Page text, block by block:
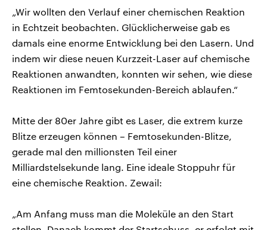
„Wir wollten den Verlauf einer chemischen Reaktion
in Echtzeit beobachten. Glücklicherweise gab es
damals eine enorme Entwicklung bei den Lasern. Und
indem wir diese neuen Kurzzeit-Laser auf chemische
Reaktionen anwandten, konnten wir sehen, wie diese
Reaktionen im Femtosekunden-Bereich ablaufen.“
Mitte der 80er Jahre gibt es Laser, die extrem kurze
Blitze erzeugen können – Femtosekunden-Blitze,
gerade mal den millionsten Teil einer
Milliardstelsekunde lang. Eine ideale Stoppuhr für
eine chemische Reaktion. Zewail:
„Am Anfang muss man die Moleküle an den Start